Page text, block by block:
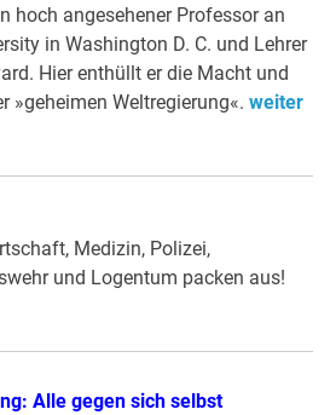
hoch angesehener Professor an
in Washington D. C. und Lehrer
Hier enthüllt er die Macht und
»geheimen Weltregierung«.weiter
Medizin, Polizei,
und Logentum packen aus!
Alle gegen sich selbst